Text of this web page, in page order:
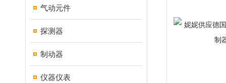
气动元件
探测器
制动器
仪器仪表